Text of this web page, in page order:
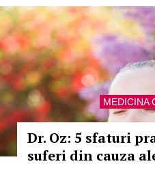
MEDICINA
Dr. Oz: 5 sfaturi
suferi din cauza